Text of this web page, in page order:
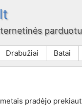
Drabužiai Batai
pradėjo